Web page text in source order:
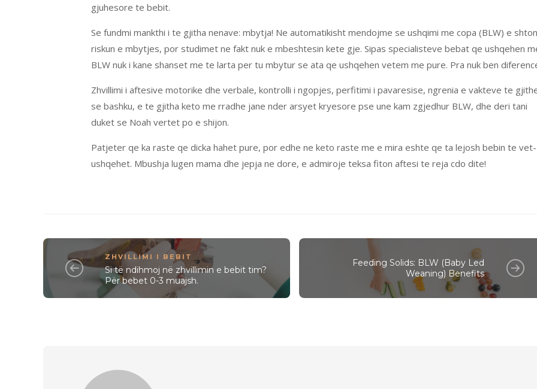
gjuhesore te bebit.
Se fundmi mankthi i te gjitha nenave: mbytja! Ne automatikisht mendojme se ushqimi me copa (BLW) e shton
riskun e mbytjes, por studimet ne fakt nuk e mbeshtesin kete gje. Sipas specialisteve bebat qe ushqehen
BLW nuk i kane shanset me te larta per tu mbytur se ata qe ushqehen vetem me pure. Pra nuk ben
Zhvillimi i aftesive motorike dhe verbale, kontrolli i ngopjes, perfitimi i pavaresise, ngrenia e vakteve te
se bashku, e te gjitha keto me rradhe jane nder arsyet kryesore pse une kam zgjedhur BLW, dhe deri tani
duket se Noah vertet po e shijon.
Patjeter qe ka raste qe dicka hahet pure, por edhe ne keto raste me e mira eshte qe ta lejosh bebin te vet-
ushqehet. Mbushja lugen mama dhe jepja ne dore, e admiroje teksa fiton aftesi te reja cdo dite!
ZHVILLIMI I BEBIT
Si të ndihmoj në zhvillimin e bebit tim?
Për bebet 0-3 muajsh.
Feeding Solids: BLW (Baby Led
Weaning) Benefits